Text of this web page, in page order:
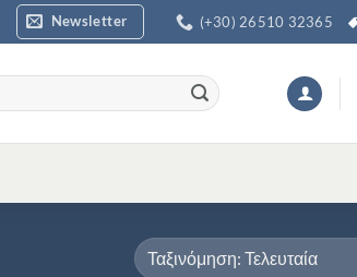
Newsletter (+30) 26510 32365